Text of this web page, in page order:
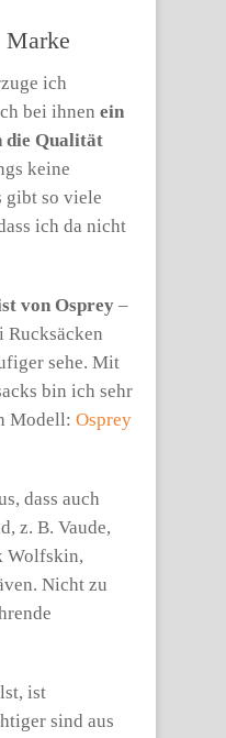
Marke
ich
bei ihnen ein
die Qualität
keine
gibt so viele
ich da nicht
von Osprey –
Rucksäcken
sehe. Mit
bin ich sehr
Modell: Osprey
dass auch
z. B. Vaude,
Wolfskin,
Nicht zu
ist
sind aus